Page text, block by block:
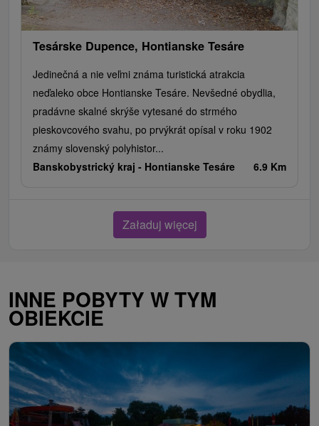
Tesárske Dupence, Hontianske Tesáre
Jedinečná a nie veľmi známa turistická atrakcia
neďaleko obce Hontianske Tesáre. Nevšedné obydlia,
pradávne skalné skrýše vytesané do strmého
pieskovcového svahu, po prvýkrát opísal v roku 1902
známy slovenský polyhistor...
Banskobystrický kraj - Hontianske Tesáre 6.9 Km
Załaduj więcej
INNE POBYTY W TYM
OBIEKCIE